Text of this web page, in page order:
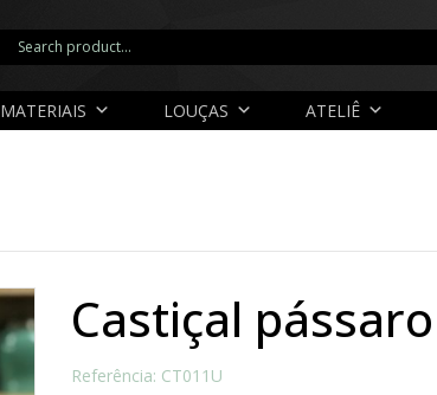
MATERIAIS LOUÇAS ATELIÊ
castiçal
Referência: CT011U